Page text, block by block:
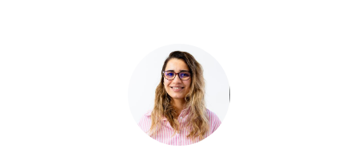
Data & AI Leaders Summit